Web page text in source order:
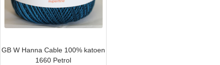
GB W Hanna Cable 100% katoen
1660 Petrol